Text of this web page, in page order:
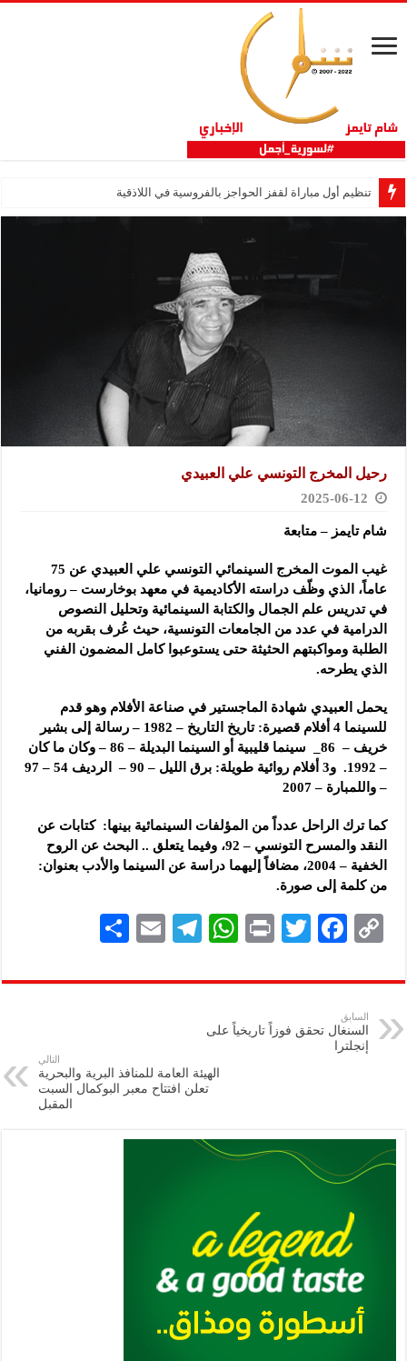
تنظيم أول مباراة لقفز الحواجز بالفروسية في اللاذقية
رحيل المخرج التونسي علي العبيدي
2025-06-12
شام تايمز – متابعة
غيب الموت المخرج السينمائي التونسي علي العبيدي عن 75
عاماً، الذي وظّف دراسته الأكاديمية في معهد بوخارست – رومانيا،
في تدريس علم الجمال والكتابة السينمائية وتحليل النصوص
الدرامية في عدد من الجامعات التونسية، حيث عُرف بقربه من
الطلبة ومواكبتهم الحثيثة حتى يستوعبوا كامل المضمون الفني
الذي يطرحه.
يحمل العبيدي شهادة الماجستير في صناعة الأفلام وهو قدم
للسينما 4 أفلام قصيرة: تاريخ التاريخ – 1982 – رسالة إلى بشير
خريف – 86_ سينما قليبية أو السينما البديلة – 86 – وكان ما كان
– 1992. و3 أفلام روائية طويلة: برق الليل – 90 – الرديف 54 – 97
– واللمبارة – 2007
كما ترك الراحل عدداً من المؤلفات السينمائية بينها: كتابات عن
النقد والمسرح التونسي – 92، وفيما يتعلق .. البحث عن الروح
الخفية – 2004، مضافاً إليهما دراسة عن السينما والأدب بعنوان:
من كلمة إلى صورة.
C
p
y
Li
F
eb
k
T
tt
er
P
nt
W
at
A
p
p
Te
gr
E
ai
ar
السابق
السنغال تحقق فوزاً تاريخياً على
إنجلترا
التالي
الهيئة العامة للمنافذ البرية والبحرية
تعلن افتتاح معبر البوكمال السبت
المقبل